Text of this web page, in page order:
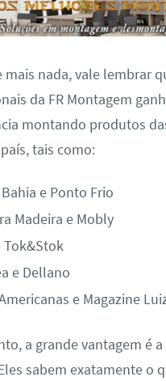
mais nada, vale lembrar
da FR Montagem
montando produtos
tais como:
Bahia e Ponto Frio
Madeira e Mobly
Tok&Stok
e Dellano
e Magazine
a grande vantagem é a
sabem exatamente o